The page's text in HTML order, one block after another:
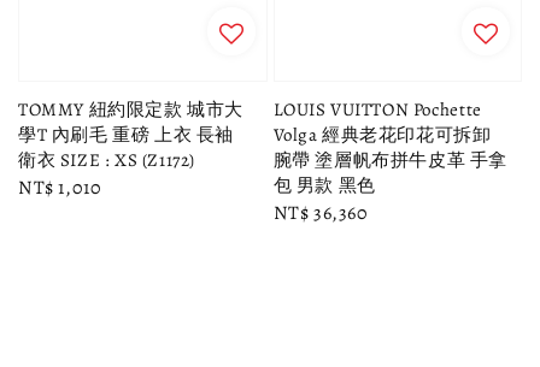
TOMMY 紐約限定款 城市大
學T 內刷毛 重磅 上衣 長袖
衛衣 SIZE : XS (Z1172)
Regular
NT$ 1,010
LOUIS VUITTON Pochette
Volga 經典老花印花可拆卸
腕帶 塗層帆布拼牛皮革 手拿
包 男款 黑色
Regular
NT$ 36,360